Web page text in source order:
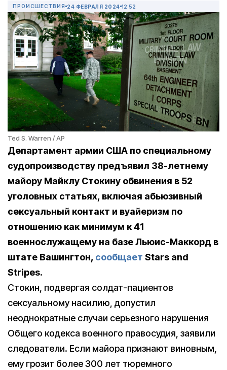
ПРОИСШЕСТВИЯ 24 ФЕВРАЛЯ 2024 12:52
Ted S. Warren / AP
Департамент армии США по специальному
судопроизводству предъявил 38-летнему
майору Майклу Стокину обвинения в 52
уголовных статьях, включая абьюзивный
сексуальный контакт и вуайеризм по
отношению как минимум к 41
военнослужащему на базе Льюис-Маккорд в
штате Вашингтон, сообщает Stars and
Stripes.
Стокин, подвергая солдат-пациентов
сексуальному насилию, допустил
неоднократные случаи серьезного нарушения
Общего кодекса военного правосудия, заявили
следователи. Если майора признают виновным,
ему грозит более 300 лет тюремного